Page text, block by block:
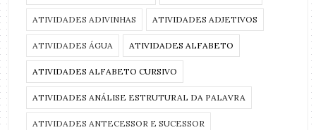
ATIVIDADES ADIVINHAS ATIVIDADES ADJETIVOS
ATIVIDADES ÁGUA ATIVIDADES ALFABETO
ATIVIDADES ALFABETO CURSIVO
ATIVIDADES ANÁLISE ESTRUTURAL DA PALAVRA
ATIVIDADES ANTECESSOR E SUCESSOR